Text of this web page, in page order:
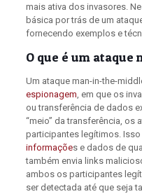
mais ativa dos invasores.
básica por trás de um
fornecendo exemplos e
O que é um
Um ataque man-in-the-
espionagem, em que os
ou transferência de dados
“meio” da transferência, os
participantes legítimos. Isso
informações e dados de
também envia links
ambos os participantes
ser detectada até que seja